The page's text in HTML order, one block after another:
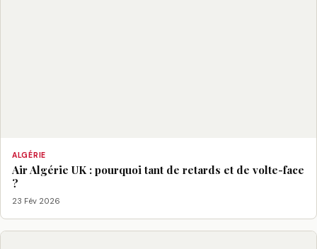
ALGÉRIE
Air Algérie UK : pourquoi tant de retards et de volte-face
?
23 Fév 2026